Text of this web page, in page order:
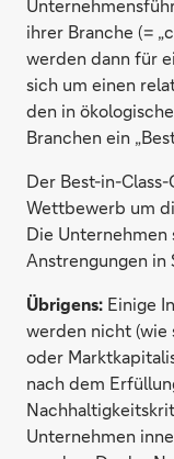
ihrer Branche (=
werden dann für
sich um einen
den in
Branchen ein
Der Best-in-
Wettbewerb um
Die
Anstrengungen in
Übrigens: Einige
werden nicht (wie
oder
nach dem
Unternehmen